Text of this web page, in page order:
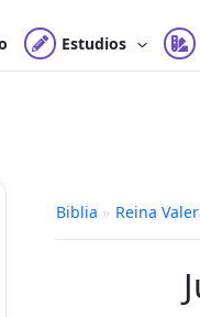
Estudios
Biblia » Reina